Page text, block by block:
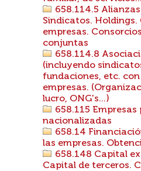
658.114.5
Sindicatos. Holdings.
empresas.
conjuntas
658.114.8
(incluyendo
fundaciones, etc.
empresas.
lucro, ONG's...)
658.115
nacionalizadas
658.14
las empresas.
658.148 Capital
Capital de terceros.